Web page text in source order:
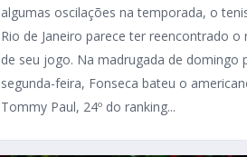
algumas oscilações na temporada, o
Rio de Janeiro parece ter reencontrado o
de seu jogo. Na madrugada de domingo
segunda-feira, Fonseca bateu o
Tommy Paul, 24º do ranking...